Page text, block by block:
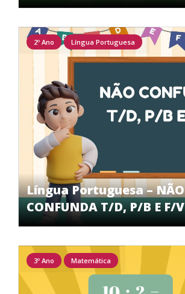
Língua Portuguesa – NÃO
CONFUNDA T/D, P/B E F/V
2º Ano Língua Portuguesa
3º Ano Matemática